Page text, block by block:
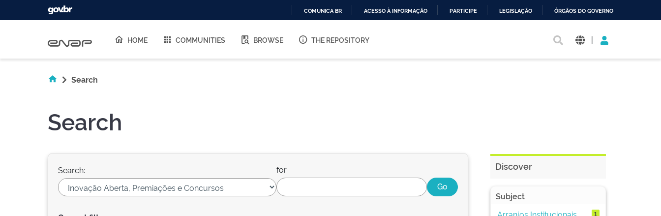
O
COMUNICA BR ACESSO À INFORMAÇÃO PARTICIPE LEGISLAÇÃO ÓRGÃOS DO GOVERNO
HOME COMMUNITIES BROWSE THE REPOSITORY |
Search
Search
Search: for Discover
Subject
Arranjos Institucionais
1